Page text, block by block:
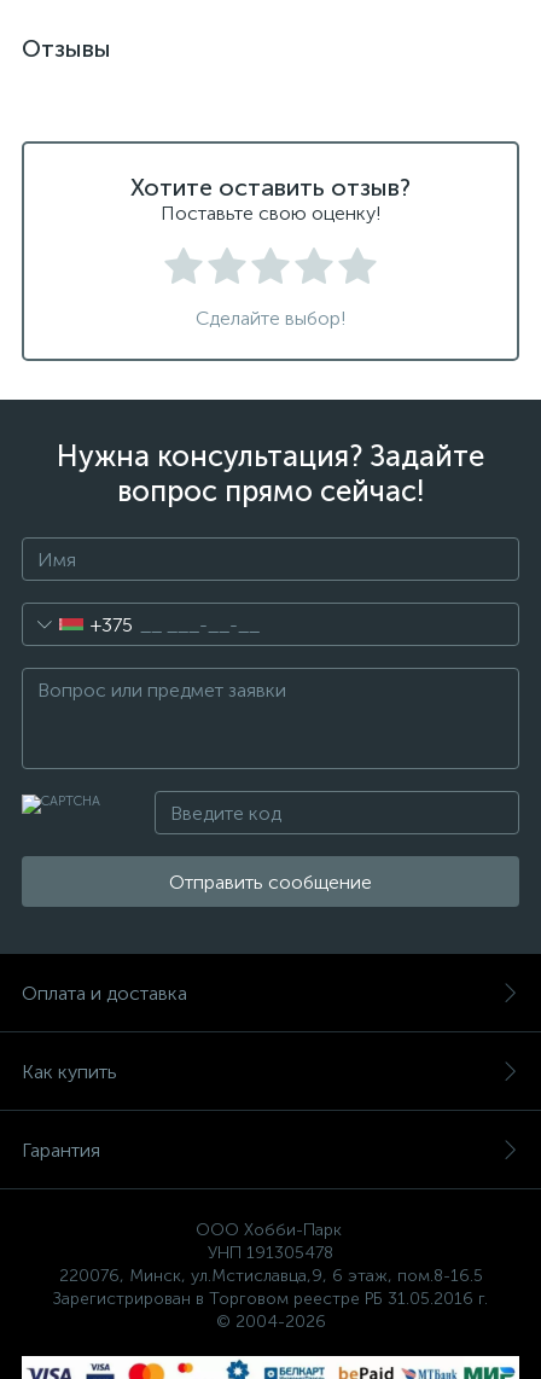
Отзывы
Хотите оставить отзыв?
Поставьте свою оценку!
Сделайте выбор!
Нужна консультация? Задайте
вопрос прямо сейчас!
+375
Отправить сообщение
Оплата и доставка
Как купить
Гарантия
ООО Хобби-Парк
УНП 191305478
220076, Минск, ул.Мстиславца,9, 6 этаж, пом.8-16.5
Зарегистрирован в Торговом реестре РБ 31.05.2016 г.
© 2004-2026